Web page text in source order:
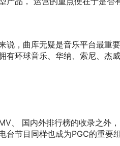
说，曲库无疑是音乐平台最重
有环球音乐、华纳、索尼、杰
、 国内外排行榜的收录之外
台节目同样也成为PGC的重要组